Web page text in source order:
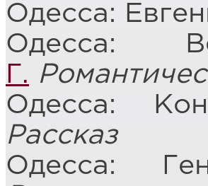
Одесса:
Одесса:
Г.
Одесса:
Рассказ
Одесса: